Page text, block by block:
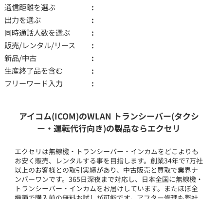
通信距離を選ぶ
出力を選ぶ
同時通話人数を選ぶ
販売/レンタル/リース
新品/中古
生産終了品を含む
フリーワード入力
アイコム(ICOM)のWLAN トランシーバー(タクシ
ー・運転代行向き)の製品ならエクセリ
エクセリは無線機・トランシーバー・インカムをどこよりも
お安く販売、レンタルする事を目指します。創業34年で7万社
以上のお客様との取引実績があり、中古販売と買取で業界ナ
ンバーワンです。365日深夜まで対応し、日本全国に無線機・
トランシーバー・インカムをお届けしています。またほぼ全